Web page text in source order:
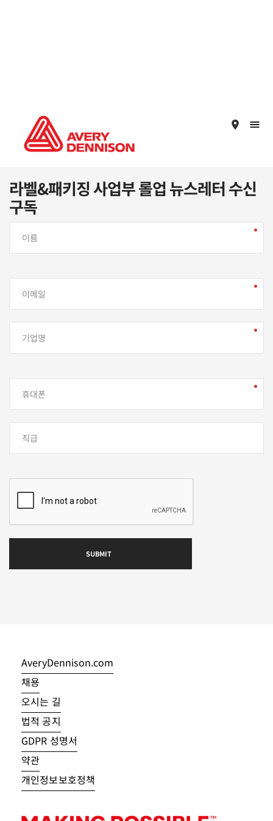
place
라벨&패키징 사업부 롤업 뉴스레터 수신
구독
AveryDennison.com
채용
오시는 길
법적 공지
GDPR 성명서
약관
개인정보보호정책